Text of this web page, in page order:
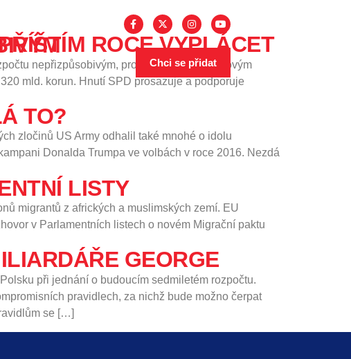
Chci se přidat
nepřizpůsobivým, proimigračním neziskovým
mld. korun. Hnutí SPD prosazuje a podporuje
TO?
zločinů US Army odhalil také mnohé o idolu
Donalda Trumpa ve volbách v roce 2016. Nezdá
LISTY
migrantů z afrických a muslimských zemí. EU
v Parlamentních listech o novém Migrační paktu
při jednání o budoucím sedmiletém rozpočtu.
pravidlech, za nichž bude možno čerpat
se […]